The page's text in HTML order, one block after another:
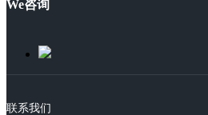
We咨询
联系我们